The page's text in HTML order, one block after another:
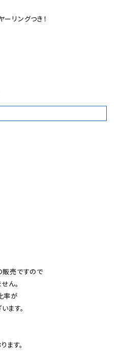
リングつき！
売ですので
ん。
率が
ます。
ます。